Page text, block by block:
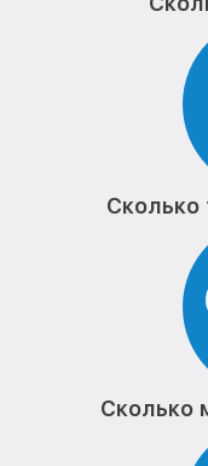
Сколько
Сколько